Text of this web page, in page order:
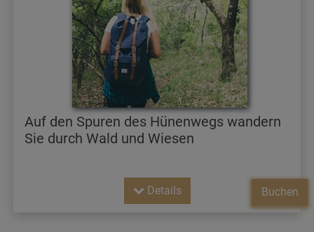
Auf den Spuren des Hünenwegs wandern
Sie durch Wald und Wiesen
Buchen
Details